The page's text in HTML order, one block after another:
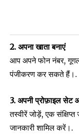
2. अपना खाता बनाएं
आप अपने फोन नंबर,
पंजीकरण कर सकते हैं।.
3. अपनी प्रोफ़ाइल सेट
तस्वीरें जोड़ें, एक
जानकारी शामिल करें।.